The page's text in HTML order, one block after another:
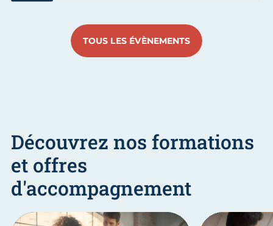
TOUS LES ÉVÈNEMENTS
Découvrez nos formations
et offres
d'accompagnement